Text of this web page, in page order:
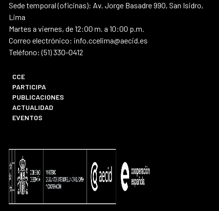
Sede temporal (oficinas): Av. Jorge Basadre 990, San Isidro,
Lima
Martes a viernes, de 12:00 m. a 10:00 p.m.
Correo electrónico: info.ccelima@aecid.es
Teléfono: (51) 330-0412
CCE
PARTICIPA
PUBLICACIONES
ACTUALIDAD
EVENTOS